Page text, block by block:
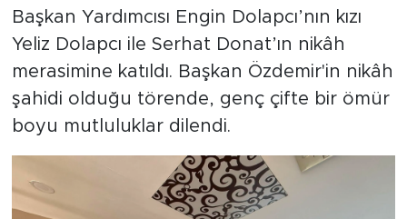
Başkan Yardımcısı Engin Dolapcı’nın kızı
Yeliz Dolapcı ile Serhat Donat’ın nikâh
merasimine katıldı. Başkan Özdemir'in nikâh
şahidi olduğu törende, genç çifte bir ömür
boyu mutluluklar dilendi.